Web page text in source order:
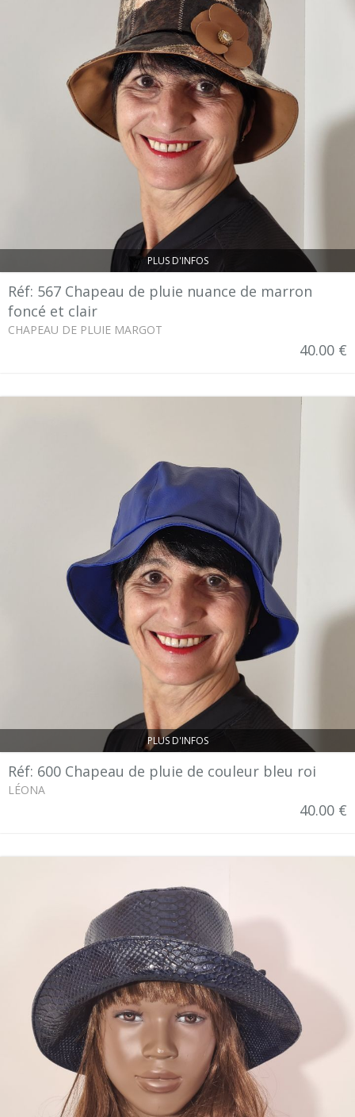
PLUS D'INFOS
Réf: 567 Chapeau de pluie nuance de marron
foncé et clair
CHAPEAU DE PLUIE MARGOT
40.00 €
PLUS D'INFOS
Réf: 600 Chapeau de pluie de couleur bleu roi
LÉONA
40.00 €